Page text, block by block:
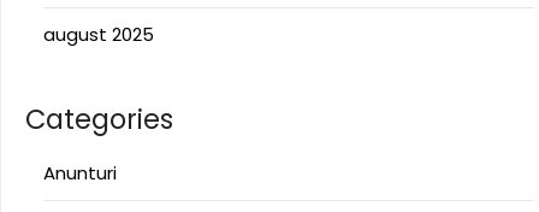
august 2025
Categories
Anunturi